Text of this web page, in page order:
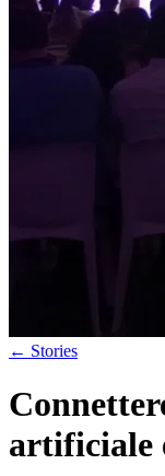
← Stories
artificiale